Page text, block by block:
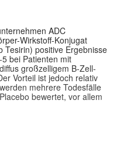
ADC
Wirkstoff-Konjugat
Tesirin) positive Ergebnisse
bei Patienten mit
großzelligem B-Zell-
Vorteil ist jedoch relativ
mehrere Todesfälle
bewertet, vor allem